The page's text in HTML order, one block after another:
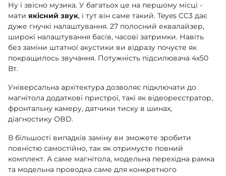
Ну і звісно музика. У багатьох це на першому місці -
мати якісний звук, і тут він саме такий. Teyes CC3 дає
дуже гнучкі налаштування. 27 полосний еквалайзер,
широкі налаштування басів, часові затримки. Навіть
без заміни штатної акустики ви відразу почуєте як
покращилось звучання. Потужність підсилювача 4х50
Вт.
Універсальна архітектура дозволяє підключати до
магнітола додаткові пристрої, такі як відеореєстратор,
фронтальну камеру, датчики тиску в шинах,
діагностику OBD.
В більшості випадків заміну ви зможете зробити
повністю самостійно, так як отримуєте повний
комплект. А саме магнітола, модельна перехідна рамка
та модельна проводка саме для конкретного